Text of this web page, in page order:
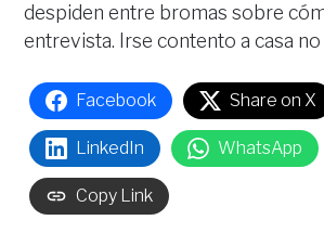
despiden entre bromas sobre
entrevista. Irse contento a casa
Facebook Share on X
LinkedIn WhatsApp
Copy Link